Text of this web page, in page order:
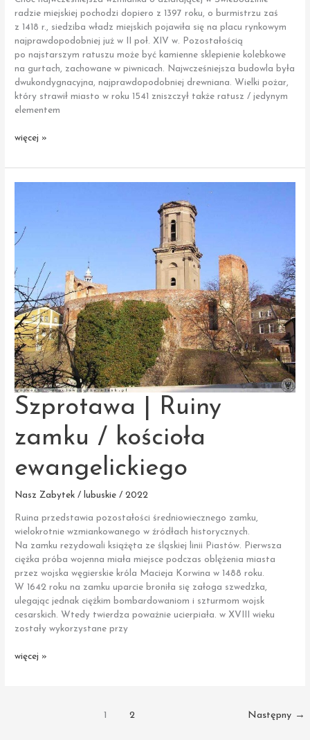
radzie miejskiej pochodzi dopiero z 1397 roku, o burmistrzu zaś
z 1418 r., siedziba władz miejskich pojawiła się na placu rynkowym
najprawdopodobniej już w II poł. XIV w. Pozostałością
po najstarszym ratuszu może być kamienne sklepienie kolebkowe
na gurtach, zachowane w piwnicach. Najwcześniejsza budowla była
dwukondygnacyjna, najprawdopodobniej drewniana. Wielki pożar,
który strawił miasto w roku 1541 zniszczył także ratusz / jedynym
elementem
Świebodzin
więcej »
Szprotawa | Ruiny
zamku / kościoła
ewangelickiego
Nasz Zabytek / lubuskie / 2022
Ruina przedstawia pozostałości średniowiecznego zamku,
wielokrotnie wzmiankowanego w źródłach historycznych.
Na zamku rezydowali książęta ze śląskiej linii Piastów. Pierwsza
ciężka próba wojenna miała miejsce podczas oblężenia miasta
przez wojska węgierskie króla Macieja Korwina w 1488 roku.
W 1642 roku na zamku uparcie broniła się załoga szwedzka,
ulegając jednak ciężkim bombardowaniom i szturmom wojsk
cesarskich. Wtedy twierdza poważnie ucierpiała. w XVIII wieku
zostały wykorzystane przy
Szprotawa
więcej »
1 2 Następny →